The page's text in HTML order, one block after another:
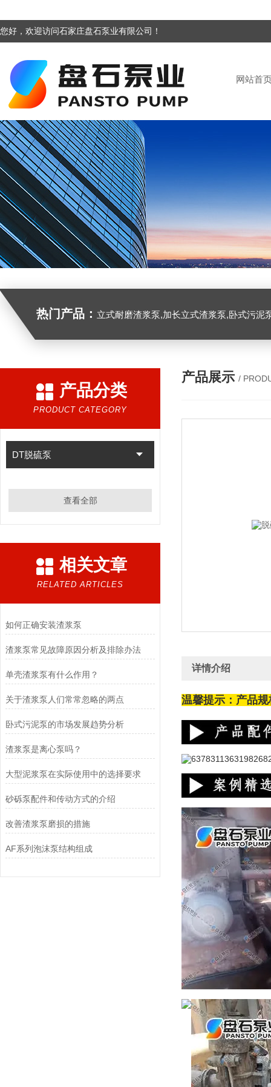
您好，欢迎访问石家庄盘石泵业有限公司！
网站首
热门产品： 立式耐磨渣浆泵,加长立式渣浆泵,卧式污泥
产品分类
PRODUCT CATEGORY
DT脱硫泵
查看全部
相关文章
RELATED ARTICLES
如何正确安装渣浆泵
渣浆泵常见故障原因分析及排除办法
单壳渣浆泵有什么作用？
关于渣浆泵人们常常忽略的两点
卧式污泥泵的市场发展趋势分析
渣浆泵是离心泵吗？
大型泥浆泵在实际使用中的选择要求
砂砾泵配件和传动方式的介绍
改善渣浆泵磨损的措施
AF系列泡沫泵结构组成
产品展示 /
详情介绍
温馨提示：产品